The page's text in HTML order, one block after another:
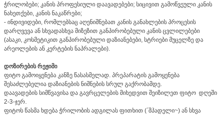
ჭრილობები; კანის პროფესიული დაავადებები; სიცივით გამოწვეული კანის
ნახეთქები, კანის ნაკაწრები;
- ინდივიდები, რომლებსაც აღენიშნებათ კანის განახლების პროცესის
დარღვევა ან სხვადასხვა მიზეზით განპირობებული კანის ცვლილებები
(ასაკი, კოსმეტიკით განპირობებული დაზიანებები, სტრიები მუცელზე და
არეოლების ან კერტების ნაპრალები).
დოზირების რეჟიმი
ფიტო გამოიყენება კანზე წასასმელად. პრეპარატის გამოყენება
შესაძლებელია დაზიანების ნიშნების სრულ გაქრობამდე.
დაავადების სიმწვავისა და გავრცელების მიხედვით შეიზილეთ ფიტო დღეში
2-3-ჯერ.
ფიტოს წასმა ხდება ჭრილობის ადგილას ფითხით (`შპადელი~) ან სხვა